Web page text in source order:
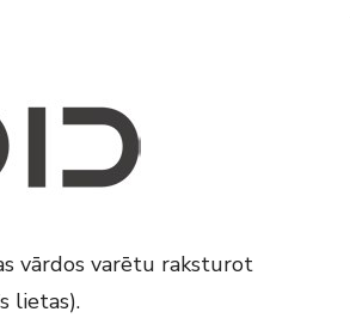
vārdos varētu raksturot
lietas).